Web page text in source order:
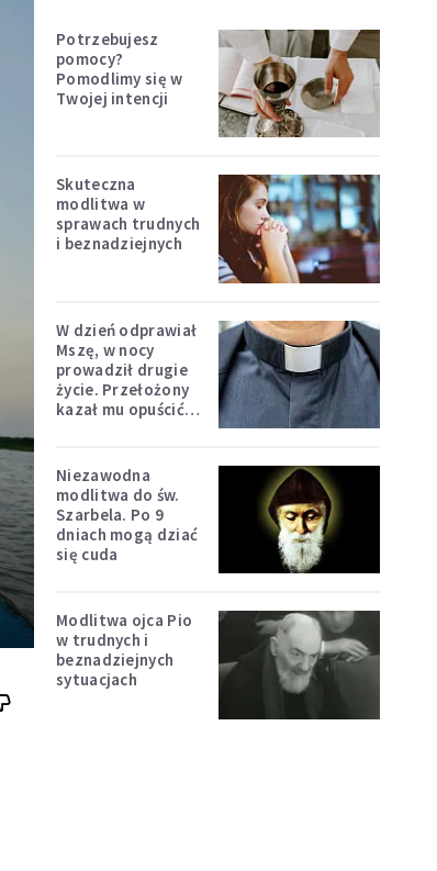
Potrzebujesz
pomocy?
Pomodlimy się w
Twojej intencji
Skuteczna
modlitwa w
sprawach trudnych
i beznadziejnych
W dzień odprawiał
Mszę, w nocy
prowadził drugie
życie. Przełożony
kazał mu opuścić
Niezawodna
modlitwa do św.
Szarbela. Po 9
dniach mogą dziać
się cuda
Modlitwa ojca Pio
w trudnych i
beznadziejnych
sytuacjach